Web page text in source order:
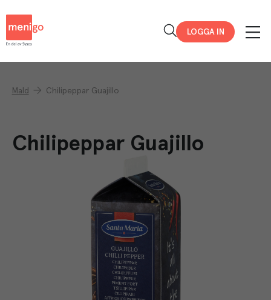
LOGGA IN
Mald Chilipeppar Guajillo
Chilipeppar Guajillo